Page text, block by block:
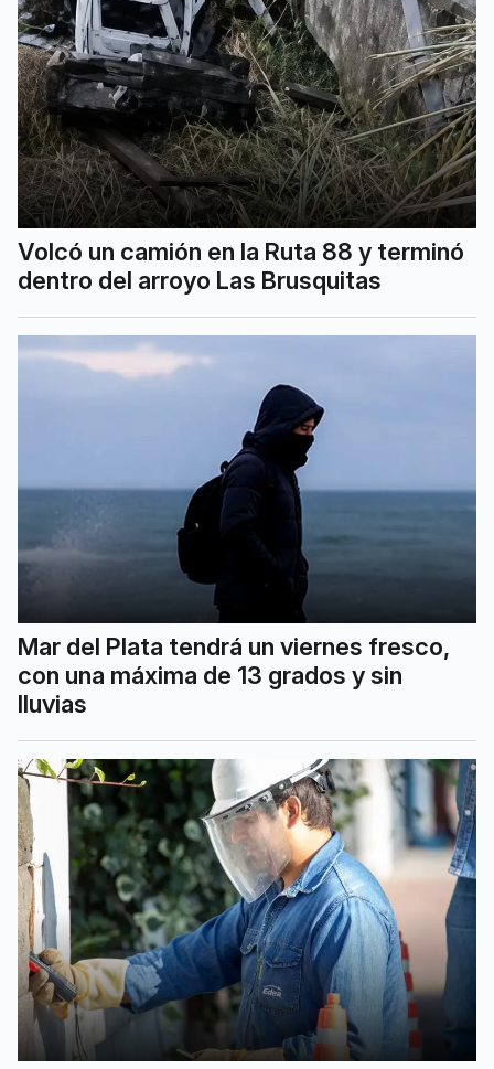
Volcó un camión en la Ruta 88 y terminó
dentro del arroyo Las Brusquitas
Mar del Plata tendrá un viernes fresco,
con una máxima de 13 grados y sin
lluvias